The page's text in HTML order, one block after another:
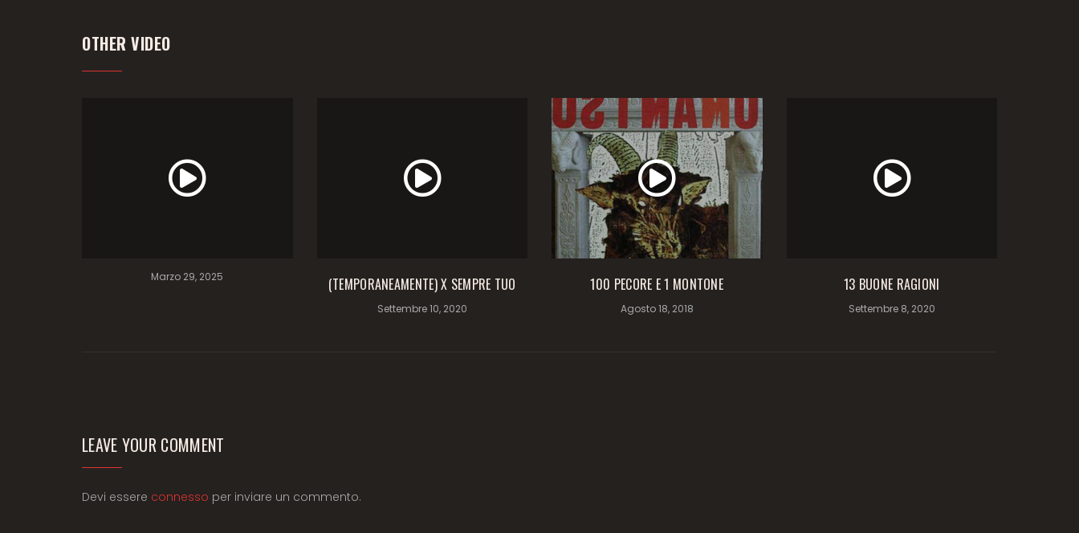
OTHER VIDEO
Marzo 29, 2025 (TEMPORANEAMENTE) X SEMPRE TUO
Settembre 10, 2020
100 PECORE E 1 MONTONE
Agosto 18, 2018
13 BUONE RAGIONI
Settembre 8, 2020
LEAVE YOUR COMMENT
Devi essere connesso per inviare un commento.